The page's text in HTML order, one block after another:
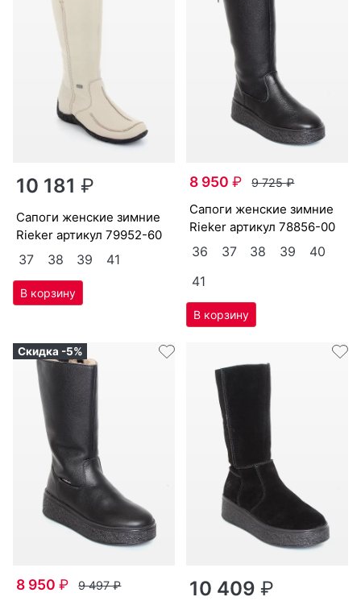
10 181₽
са­поги женс­кие зим­ние
Ri­eker артикул79952-60
37 38 39 41
8 950₽ 9 725₽
са­поги женс­кие зим­ние
Ri­eker артикул78856-00
36 37 38 39
40
41
Скидка -5%
8 950₽ 9 497₽ 10 409₽